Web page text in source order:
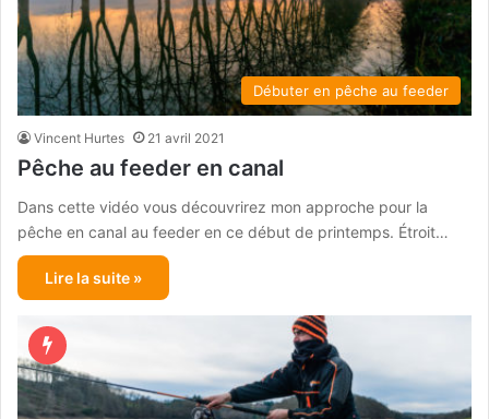
Débuter en pêche au feeder
Vincent Hurtes 21 avril 2021
Pêche au feeder en canal
Dans cette vidéo vous découvrirez mon approche pour la
pêche en canal au feeder en ce début de printemps. Étroit…
Lire la suite »